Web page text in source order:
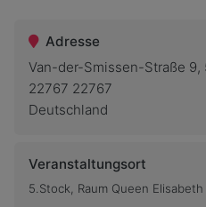
Adresse
Van-der-Smissen-Straße 9,
22767 22767
Deutschland
Veranstaltungsort
5.Stock, Raum Queen